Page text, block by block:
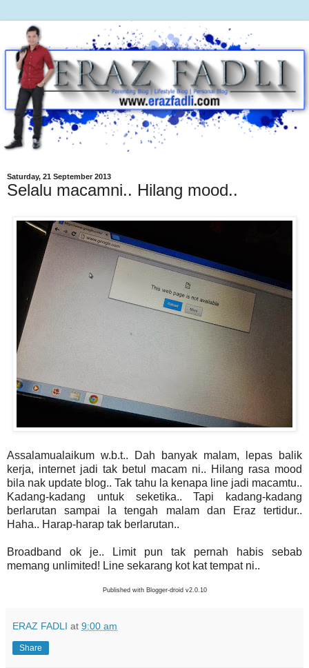
Saturday, 21 September 2013
Selalu macamni.. Hilang mood..
Assalamualaikum w.b.t.. Dah banyak malam, lepas balik
kerja, internet jadi tak betul macam ni.. Hilang rasa mood
bila nak update blog.. Tak tahu la kenapa line jadi macamtu..
Kadang-kadang untuk seketika.. Tapi kadang-kadang
berlarutan sampai la tengah malam dan Eraz tertidur..
Haha.. Harap-harap tak berlarutan..
Broadband ok je.. Limit pun tak pernah habis sebab
memang unlimited! Line sekarang kot kat tempat ni..
Published with Blogger-droid v2.0.10
ERAZ FADLI at 9:00 am
Share